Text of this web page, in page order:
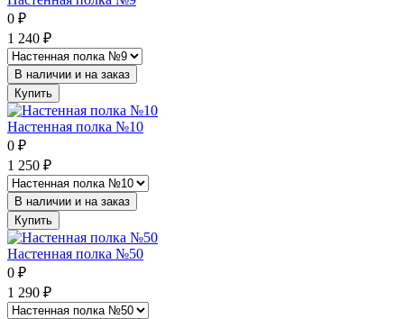
0 ₽
1 240 ₽
В наличии и на заказ
Купить
Настенная полка №10
0 ₽
1 250 ₽
В наличии и на заказ
Купить
Настенная полка №50
0 ₽
1 290 ₽